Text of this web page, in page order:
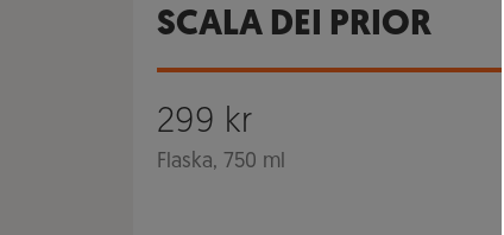
SCALA DEI PRIOR
299 kr
Flaska, 750 ml